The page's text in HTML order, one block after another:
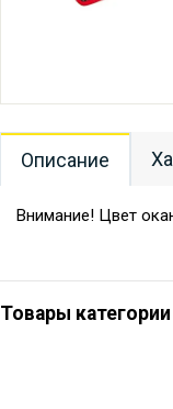
Описание
Внимание! Цвет
Товары категории